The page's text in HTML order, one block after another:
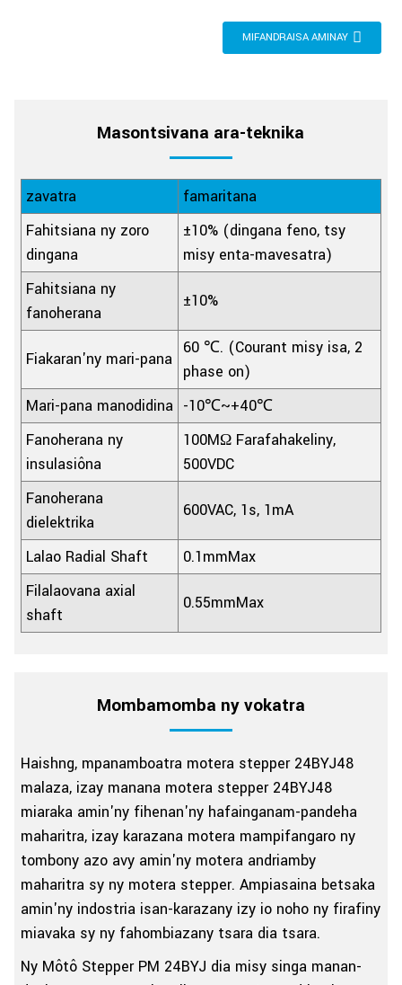
MIFANDRAISA AMINAY
Masontsivana ara-teknika
zavatra
famaritana
Fahitsiana ny zoro
dingana
±10% (dingana feno, tsy
misy enta-mavesatra)
Fahitsiana ny
fanoherana
±10%
Fiakaran'ny mari-pana
60 ℃. (Courant misy isa, 2
phase on)
Mari-pana manodidina -10℃~+40℃
Fanoherana ny
insulasiôna
100MΩ Farafahakeliny,
500VDC
Fanoherana
dielektrika
600VAC, 1s, 1mA
Lalao Radial Shaft
0.1mmMax
Filalaovana axial
shaft
0.55mmMax
Mombamomba ny vokatra
Haishng, mpanamboatra motera stepper 24BYJ48
malaza, izay manana motera stepper 24BYJ48
miaraka amin'ny fihenan'ny hafainganam-pandeha
maharitra, izay karazana motera mampifangaro ny
tombony azo avy amin'ny motera andriamby
maharitra sy ny motera stepper. Ampiasaina betsaka
amin'ny indostria isan-karazany izy io noho ny firafiny
miavaka sy ny fahombiazany tsara dia tsara.
Ny Môtô Stepper PM 24BYJ dia misy singa manan-